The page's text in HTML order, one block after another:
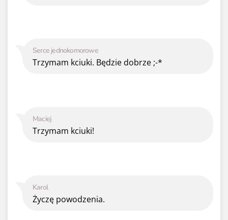
Karol
Życzę powodzenia.
Maciej
Trzymam kciuki!
Serce jednokomorowe
Trzymam kciuki. Będzie dobrze ;-*